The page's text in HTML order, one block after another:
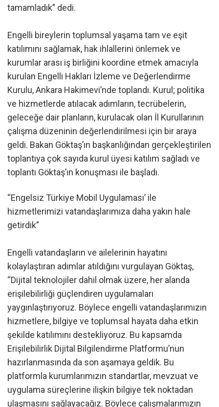
tamamladık” dedi.
Engelli bireylerin toplumsal yaşama tam ve eşit
katılımını sağlamak, hak ihlallerini önlemek ve
kurumlar arası iş birliğini koordine etmek amacıyla
kurulan Engelli Hakları İzleme ve Değerlendirme
Kurulu, Ankara Hakimevi’nde toplandı. Kurul; politika
ve hizmetlerde atılacak adımların, tecrübelerin,
geleceğe dair planların, kurulacak olan İl Kurullarının
çalışma düzeninin değerlendirilmesi için bir araya
geldi. Bakan Göktaş’ın başkanlığından gerçekleştirilen
toplantıya çok sayıda kurul üyesi katılım sağladı ve
toplantı Göktaş’ın konuşması ile başladı.
“Engelsiz Türkiye Mobil Uygulaması’ ile
hizmetlerimizi vatandaşlarımıza daha yakın hale
getirdik”
Engelli vatandaşların ve ailelerinin hayatını
kolaylaştıran adımlar atıldığını vurgulayan Göktaş,
“Dijital teknolojiler dahil olmak üzere, her alanda
erişilebilirliği güçlendiren uygulamaları
yaygınlaştırıyoruz. Böylece engelli vatandaşlarımızın
hizmetlere, bilgiye ve toplumsal hayata daha etkin
şekilde katılımını destekliyoruz. Bu kapsamda
Erişilebilirlik Dijital Bilgilendirme Platformu’nun
hazırlanmasında da son aşamaya geldik. Bu
platformla kurumlarımızın standartlar, mevzuat ve
uygulama süreçlerine ilişkin bilgiye tek noktadan
ulaşmasını sağlayacağız. Böylece çalışmalarımızın